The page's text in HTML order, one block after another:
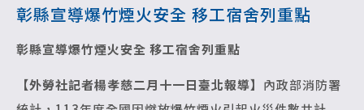
彰縣宣導爆竹煙火安全 移工宿舍列重點
彰縣宣導爆竹煙火安全 移工宿舍列重點
【外勞社記者楊孝慈二月十一日臺北報導】 內政部消防署